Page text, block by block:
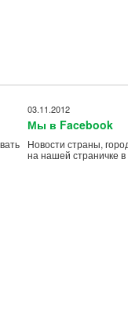
03.11.2012
Мы в Facebook
Новости страны,
на нашей страничке в